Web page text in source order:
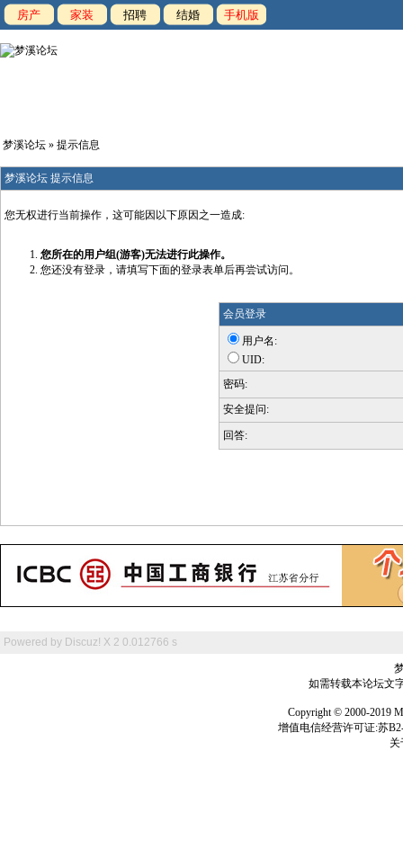
房产 家装 招聘 结婚 手机版
梦溪论坛 » 提示信息
梦溪论坛 提示信息
您无权进行当前操作，这可能因以下原因之一造成:
您所在的用户组(游客)无法进行此操作。
您还没有登录，请填写下面的登录表单后再尝试访问。
会员登录
用户名:
UID:
密码:
安全提问:
回答:
Powered by Discuz! X 2 0.012766 s
如需转载本论坛文
Copyright © 2000-2019
增值电信经营许可证:苏
关